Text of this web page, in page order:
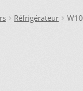
CART
Réfrigérateur